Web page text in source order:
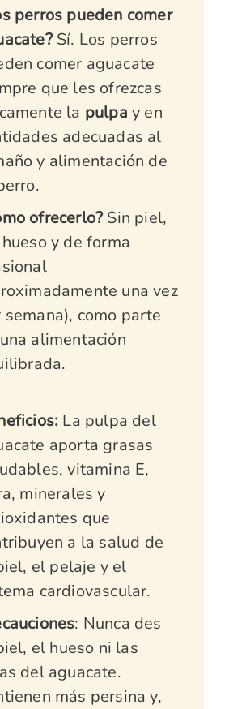
perros pueden comer
Sí. Los perros
comer aguacate
que les ofrezcas
la pulpa y en
adecuadas al
y alimentación de
ofrecerlo?Sin piel,
y de forma
una vez
semana), como parte
alimentación
La pulpa del
aporta grasas
vitamina E,
minerales y
que
a la salud de
el pelaje y el
cardiovascular.
: Nunca des
el hueso ni las
del aguacate.
más persina y,